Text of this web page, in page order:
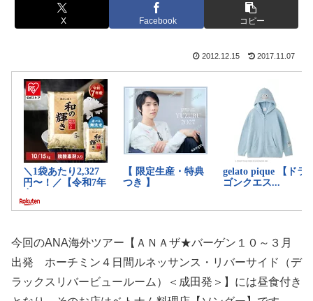
X Facebook コピー
2012.12.15 2017.11.07
今回のANA海外ツアー【ＡＮＡザ★バーゲン１０～３月
出発 ホーチミン４日間ルネッサンス・リバーサイド（デ
ラックスリバービュールーム）＜成田発＞】には昼食付き